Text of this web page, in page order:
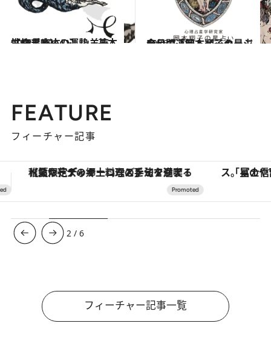
2021.12.1
【12星座占い】山羊座（やぎ座）の運勢、基本性格まとめ
占い 2026.7.31
今月の運勢＆メッセージを公開「岡本翔子の星占い」
占い
FEATURE
フィーチャー記事
「星のや富士」でデジタルデトックス。冨士信仰の歴史を辿り、心身を調える。 【銀座で出合う最旬美容】美髪ケアや上質
3 /6
フィーチャー記事一覧